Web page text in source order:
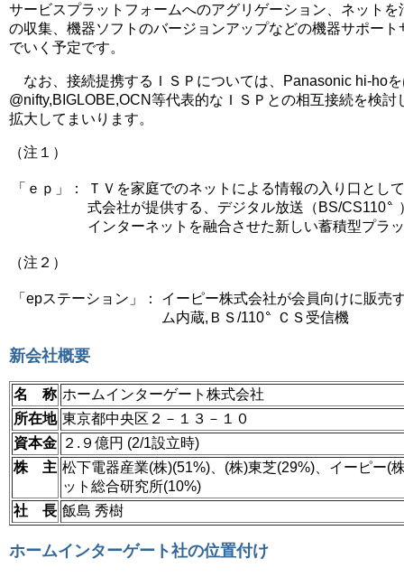
サービスプラットフォームへのアグリゲーション、ネット
の収集、機器ソフトのバージョンアップなどの機器サポー
でいく予定です。
なお、接続提携するＩＳＰについては、Panasonic hi-ho
@nifty,BIGLOBE,OCN等代表的なＩＳＰとの相互接続を検討
拡大してまいります。
（注１）
「ｅｐ」：
ＴＶを家庭でのネットによる情報の入り口とし
式会社が提供する、デジタル放送（BS/CS110
インターネットを融合させた新しい蓄積型プラ
（注２）
「epステーション」：
イーピー株式会社が会員向けに販売
ム内蔵,ＢＳ/110
ＣＳ受信機
新会社概要
名 称 ホームインターゲート株式会社
所在地 東京都中央区２－１３－１０
資本金 ２.９億円 (2/1設立時)
株 主 松下電器産業(株)(51%)、(株)東芝(29%)、イーピー(
ット総合研究所(10%)
社 長 飯島 秀樹
ホームインターゲート社の位置付け